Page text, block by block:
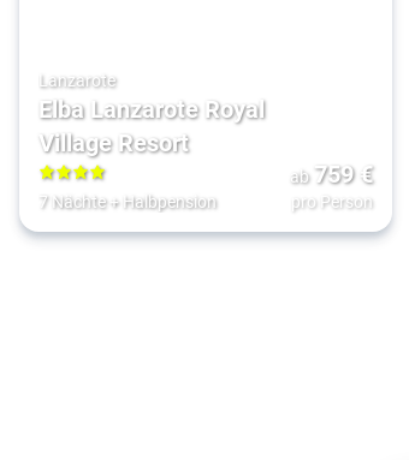
Lanzarote
Elba Lanzarote Royal
Village Resort
4
7 Nächte+ Halbpension
ab 759€
pro Person